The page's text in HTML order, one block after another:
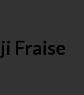
Fraise